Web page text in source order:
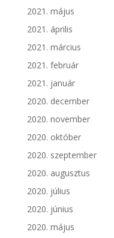
2021. május
2021. április
2021. március
2021. február
2021. január
2020. december
2020. november
2020. október
2020. szeptember
2020. augusztus
2020. július
2020. június
2020. május